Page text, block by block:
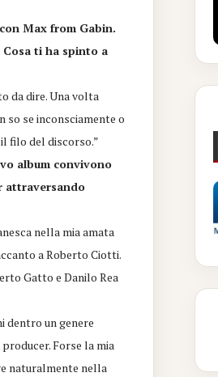
Max from Gabin.
ti ha spinto a
da dire. Una volta
se inconsciamente o
filo del discorso.”
album convivono
attraversando
nella mia amata
a Roberto Ciotti.
Gatto e Danilo Rea
dentro un genere
Forse la mia
naturalmente nella